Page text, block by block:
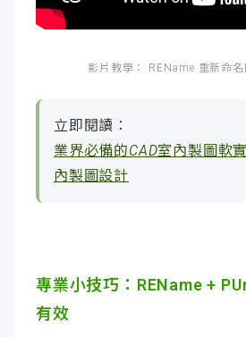
影片教學： REName 重新命
立即閱讀：
業界必備的CAD室內製圖軟
內製圖設計
專業小技巧：REName +
有效